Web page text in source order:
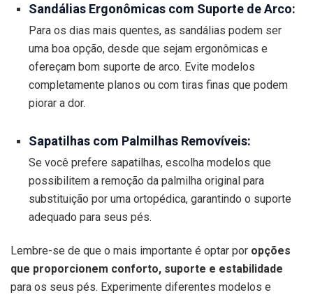
Sandálias Ergonômicas com Suporte de Arco:
Para os dias mais quentes, as sandálias podem ser
uma boa opção, desde que sejam ergonômicas e
ofereçam bom suporte de arco. Evite modelos
completamente planos ou com tiras finas que podem
piorar a dor.
Sapatilhas com Palmilhas Removíveis:
Se você prefere sapatilhas, escolha modelos que
possibilitem a remoção da palmilha original para
substituição por uma ortopédica, garantindo o suporte
adequado para seus pés.
Lembre-se de que o mais importante é optar por opções
que proporcionem conforto, suporte e estabilidade
para os seus pés. Experimente diferentes modelos e